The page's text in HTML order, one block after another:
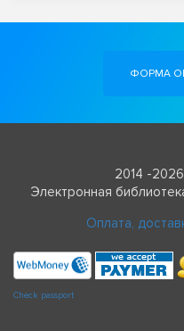
ФОРМА
2014 -
Электронная
Оплата,
Check passport